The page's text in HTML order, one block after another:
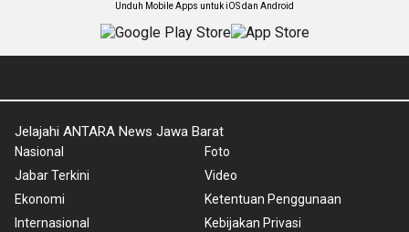
Unduh Mobile Apps untuk iOS dan Android
Jelajahi ANTARA News Jawa Barat
Nasional
Jabar Terkini
Ekonomi
Internasional
Foto
Video
Ketentuan Penggunaan
Kebijakan Privasi